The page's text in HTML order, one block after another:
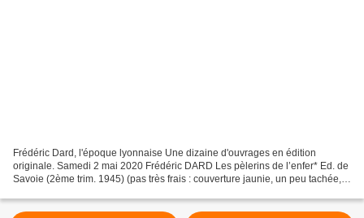
Frédéric Dard, l'époque lyonnaise Une dizaine d'ouvrages en édition
originale. Samedi 2 mai 2020 Frédéric DARD Les pèlerins de l’enfer* Ed. de
Savoie (2ème trim. 1945) (pas très frais : couverture jaunie, un peu tachée,